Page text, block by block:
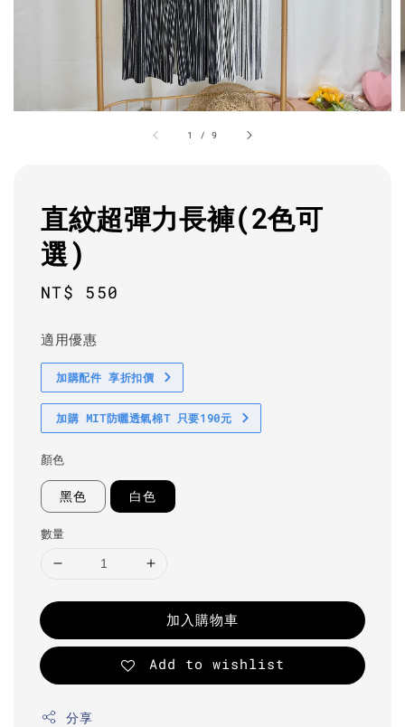
1 /9
直紋超彈力長褲(2色可
選)
Regular
NT$ 550
適用優惠
加購配件 享折扣價
加購 MIT防曬透氣棉T 只要190元
顏色
黑色 白色
數量
加入購物車
Add to wishlist
分享